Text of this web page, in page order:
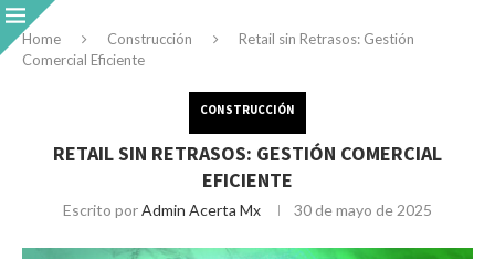
Home Construcción
Retail sin Retrasos: Gestión
Comercial Eficiente
CONSTRUCCIÓN
RETAIL SIN RETRASOS: GESTIÓN COMERCIAL
EFICIENTE
Escrito porAdmin Acerta Mx 30 de mayo de 2025